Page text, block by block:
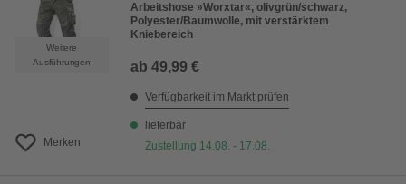
Weitere
Ausführungen
Merken
Arbeitshose »Worxtar«, olivgrün/schwarz,
Polyester/Baumwolle, mit verstärktem
Kniebereich
ab 49,99 €
Verfügbarkeit im Markt prüfen
lieferbar
Zustellung 14.08. - 17.08.